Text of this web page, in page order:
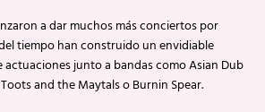
a dar muchos más conciertos por
tiempo han construido un envidiable
junto a bandas como Asian Dub
and the Maytals o Burnin Spear.